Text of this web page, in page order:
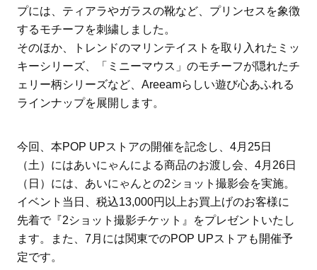
プには、ティアラやガラスの靴など、プリンセスを象徴
するモチーフを刺繍しました。
そのほか、トレンドのマリンテイストを取り入れたミッ
キーシリーズ、「ミニーマウス」のモチーフが隠れたチ
ェリー柄シリーズなど、Areeamらしい遊び心あふれる
ラインナップを展開します。
今回、本POP UPストアの開催を記念し、4月25日
（土）にはあいにゃんによる商品のお渡し会、4月26日
（日）には、あいにゃんとの2ショット撮影会を実施。
イベント当日、税込13,000円以上お買上げのお客様に
先着で『2ショット撮影チケット』をプレゼントいたし
ます。また、7月には関東でのPOP UPストアも開催予
定です。